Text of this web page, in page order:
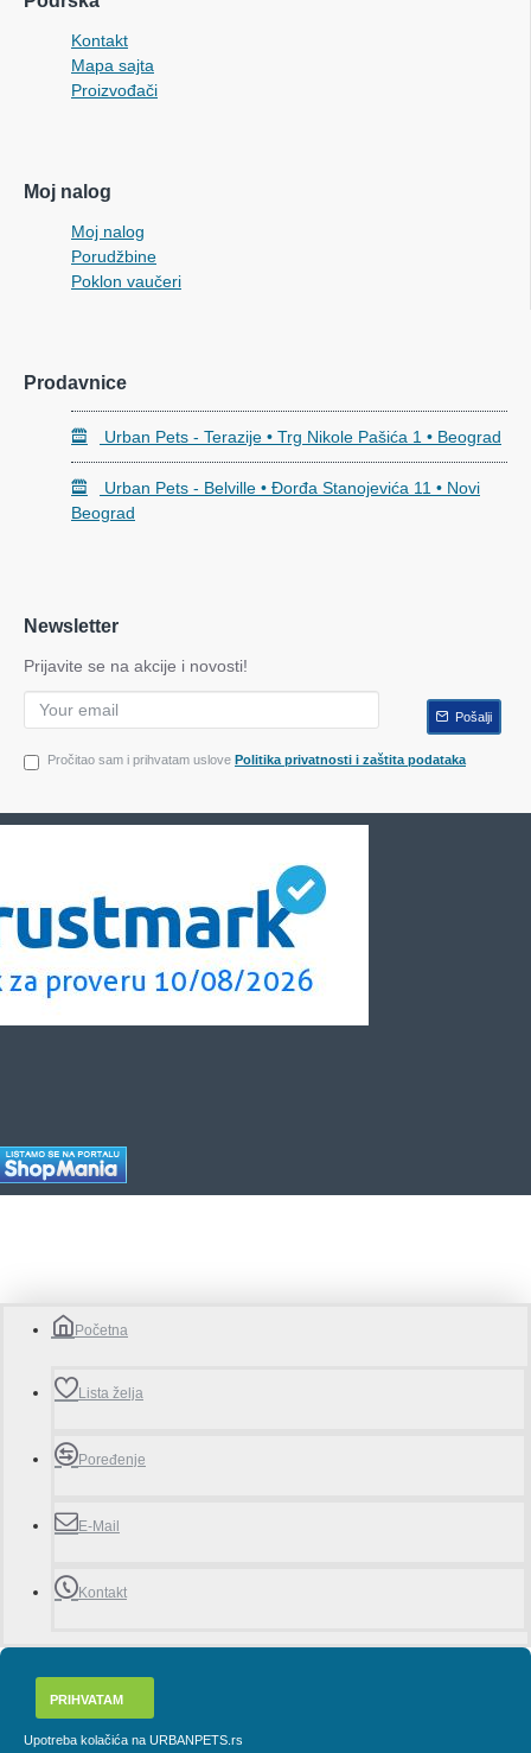
Kontakt
Mapa sajta
Proizvođači
Moj nalog
Moj nalog
Porudžbine
Poklon vaučeri
Prodavnice
Urban Pets - Terazije • Trg Nikole Pašića 1 • Beograd
Urban Pets - Belville • Đorđa Stanojevića 11 • Novi
Beograd
Newsletter
Prijavite se na akcije i novosti!
Pošalji
Pročitao sam i prihvatam uslove Politika privatnosti i zaštita podataka
Početna
Lista želja
Poređenje
E-Mail
Kontakt
PRIHVATAM
Upotreba kolačića na URBANPETS.rs